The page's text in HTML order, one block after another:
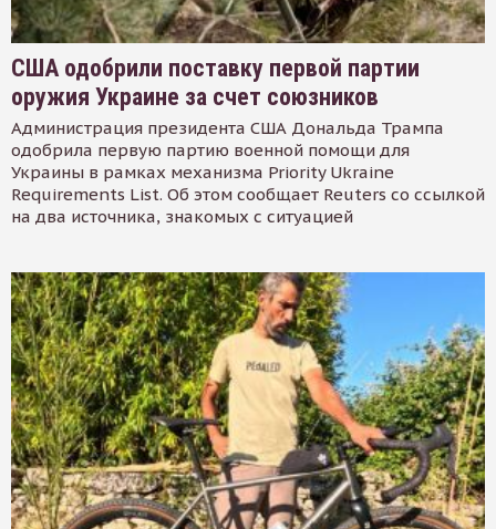
США одобрили поставку первой партии
оружия Украине за счет союзников
Администрация президента США Дональда Трампа
одобрила первую партию военной помощи для
Украины в рамках механизма Priority Ukraine
Requirements List. Об этом сообщает Reuters со ссылкой
на два источника, знакомых с ситуацией